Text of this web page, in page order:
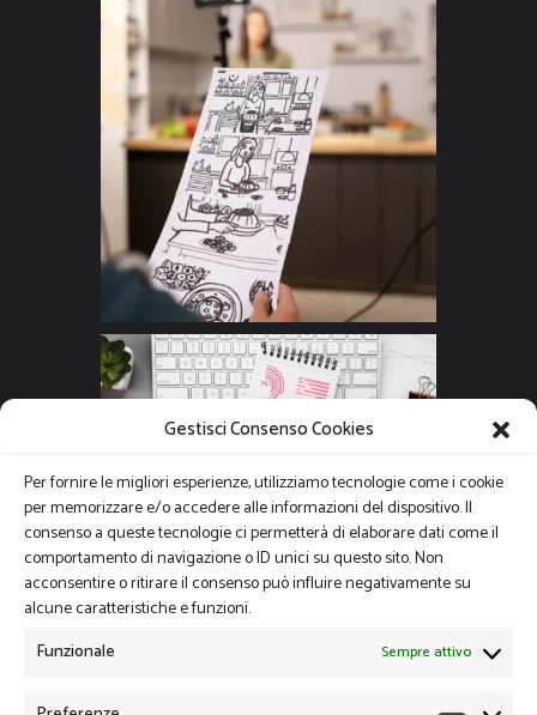
Gestisci Consenso Cookies
Per fornire le migliori esperienze, utilizziamo tecnologie come i cookie
per memorizzare e/o accedere alle informazioni del dispositivo. Il
consenso a queste tecnologie ci permetterà di elaborare dati come il
comportamento di navigazione o ID unici su questo sito. Non
acconsentire o ritirare il consenso può influire negativamente su
alcune caratteristiche e funzioni.
Funzionale
Sempre attivo